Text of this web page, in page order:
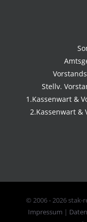
Stellv.
1.Kassenwart &
2.Kassenwart &
© 2006 -2026 stak-
Impressum |